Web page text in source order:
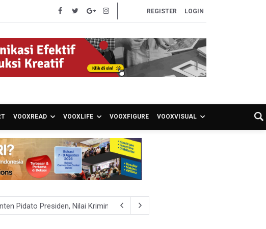
REGISTER LOGIN
VOOXREAD VOOXLIFE VOOXFIGURE VOOXVISUAL
Pidato Presiden, Nilai Kriminalisasi Kritik Persempit Ruang Sipil